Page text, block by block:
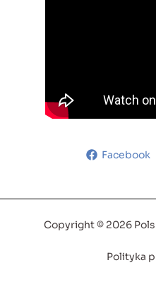
Facebook
Copyright © 2026
Polityka